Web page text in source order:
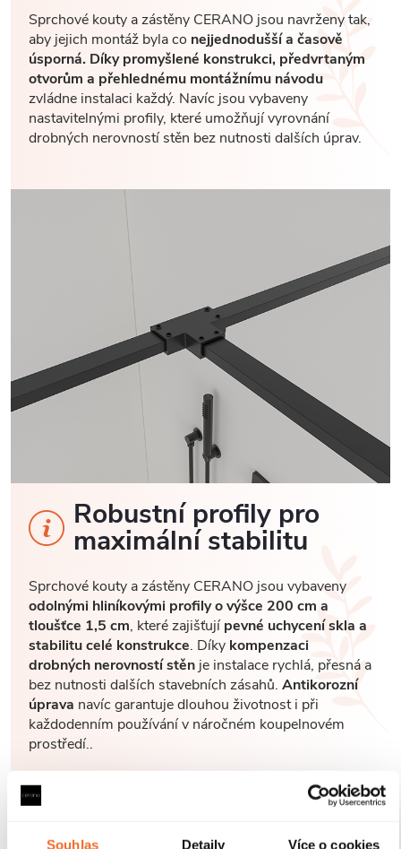
Souhlas Detaily Více o cookies
Sprchové kouty a zástěny CERANO jsou navrženy tak,
aby jejich montáž byla co nejjednodušší a časově
úsporná. Díky promyšlené konstrukci, předvrtaným
otvorům a přehlednému montážnímu návodu
zvládne instalaci každý. Navíc jsou vybaveny
nastavitelnými profily, které umožňují vyrovnání
drobných nerovností stěn bez nutnosti dalších úprav.
Robustní profily pro
maximální stabilitu
Sprchové kouty a zástěny CERANO jsou vybaveny
odolnými hliníkovými profily o výšce 200 cm a
tloušťce 1,5 cm, které zajišťujípevné uchycení skla a
stabilitu celé konstrukce. Díky kompenzaci
drobných nerovností stěnje instalace rychlá, přesná a
bez nutnosti dalších stavebních zásahů. Antikorozní
úprava navíc garantuje dlouhou životnost i při
každodenním používání v náročném koupelnovém
prostředí..